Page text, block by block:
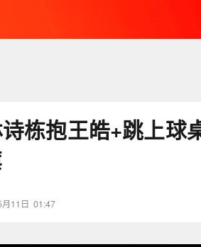
栋抱王皓+跳上球
11日 01:47